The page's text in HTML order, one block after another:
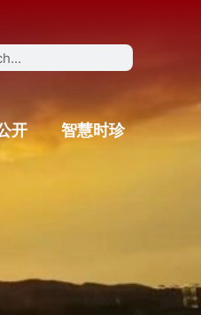
开 智慧时珍